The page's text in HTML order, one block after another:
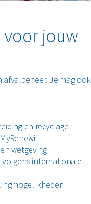
voor jouw
Je mag ook
en recyclage
wetgeving
volgens internationale